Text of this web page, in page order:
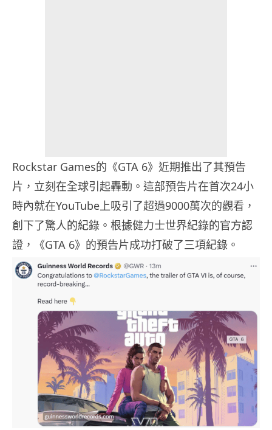
Rockstar Games的《GTA 6》近期推出了其預告
片，立刻在全球引起轟動。這部預告片在首次24小
時內就在YouTube上吸引了超過9000萬次的觀看，
創下了驚人的紀錄。根據健力士世界紀錄的官方認
證，《GTA 6》的預告片成功打破了三項紀錄。